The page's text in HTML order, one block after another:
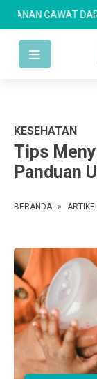
GAWAT
KESEHATAN
Tips
Panduan
BERANDA »